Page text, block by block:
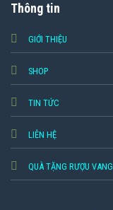
Thông tin
GIỚI THIỆU
SHOP
TIN TỨC
LIÊN HỆ
QUÀ TẶNG RƯỢU VANG